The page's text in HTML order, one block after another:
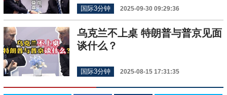
国际3分钟 2025-09-30 09:29:36
乌克兰不上桌 特朗普与普京见面
谈什么？
国际3分钟 2025-08-15 17:31:35